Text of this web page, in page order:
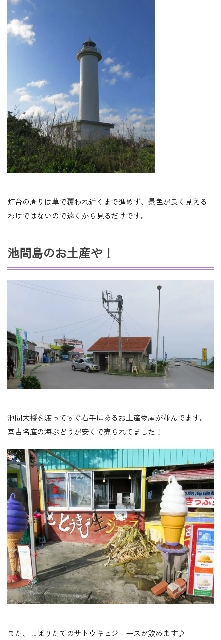
灯台の周りは草で覆われ近くまで進めず、景色が良く見える
わけではないので遠くから見るだけです。
池間島のお土産や！
池間大橋を渡ってすぐ右手にあるお土産物屋が並んでます。
宮古名産の海ぶどうが安くで売られてました！
また、しぼりたてのサトウキビジュースが飲めます♪